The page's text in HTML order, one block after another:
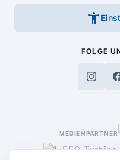
accessibility_new
FOLGE
MEDIENPARTNER